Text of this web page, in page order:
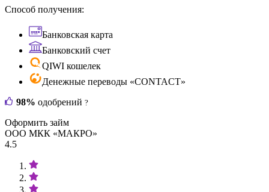
Способ получения:
Банковская карта
Банковский счет
QIWI кошелек
Денежные переводы «CONTACT»
98% одобрений ?
Оформить займ
ООО МКК «МАКРО»
4.5